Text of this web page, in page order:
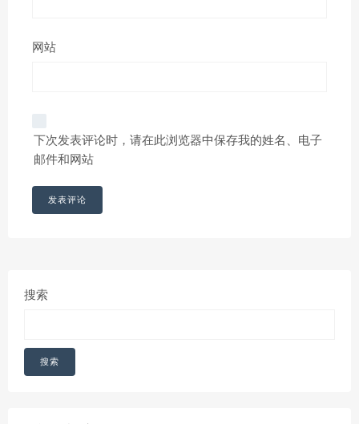
网站
下次发表评论时，请在此浏览器中保存我的姓名、电子
邮件和网站
搜索
搜索